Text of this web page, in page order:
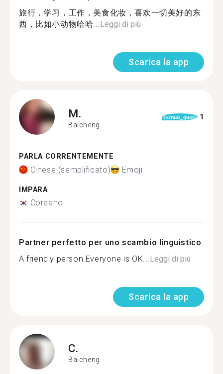
旅行，学习，工作，美食化妆，喜欢一切美好的东
西，比如小动物哈哈...Leggi di più
Scarica la app
M.
Baicheng
format_quote 1
PARLA CORRENTEMENTE
Cinese (semplificato) Emoji
IMPARA
Coreano
Partner perfetto per uno scambio linguistico
A friendly person.Everyone is OK...Leggi di più
Scarica la app
C.
Baicheng